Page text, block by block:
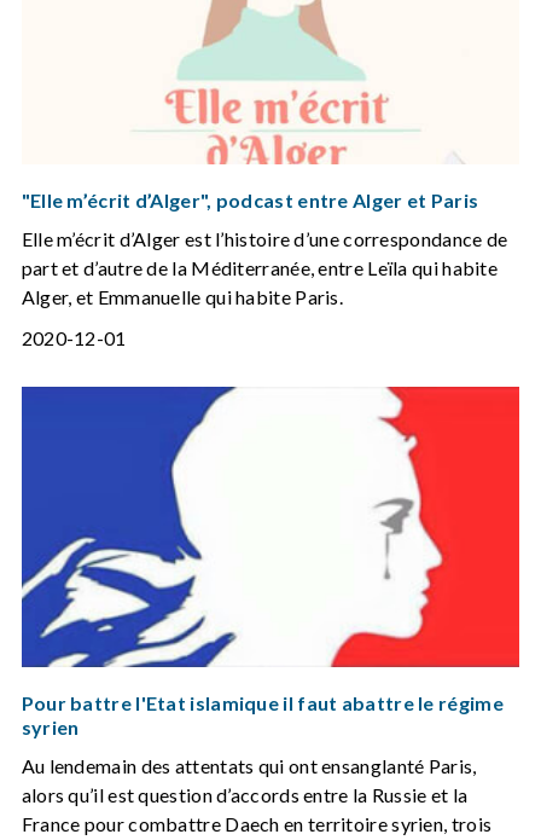
"Elle m’écrit d’Alger", podcast entre Alger et Paris
Elle m’écrit d’Alger est l’histoire d’une correspondance de
part et d’autre de la Méditerranée, entre Leïla qui habite
Alger, et Emmanuelle qui habite Paris.
2020-12-01
Pour battre l'Etat islamique il faut abattre le régime
syrien
Au lendemain des attentats qui ont ensanglanté Paris,
alors qu’il est question d’accords entre la Russie et la
France pour combattre Daech en territoire syrien, trois